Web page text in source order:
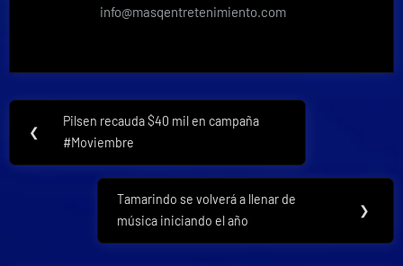
info@masqentretenimiento.com
Navegación
de
entradas
❮
Previous
Post:
Pilsen recauda $40 mil en campaña
#Moviembre
Next
Post:
Tamarindo se volverá a llenar de
música iniciando el año
❯